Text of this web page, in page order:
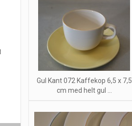
Gul Kant 072 Kaffekop 6,5 x 7,5
cm med helt gul ...